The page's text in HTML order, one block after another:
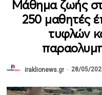
Μάθημα ζωής
250 μαθητές
τυφλών
iraklionews.gr 28/05/